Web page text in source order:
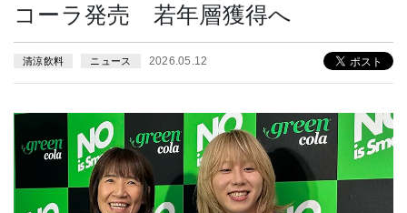
コーラ発売 若年層獲得へ
清涼飲料 ニュース 2026.05.12